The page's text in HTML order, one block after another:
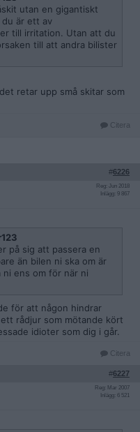
utan en gigantiskt
du är ett av
till irritation. Utan att du
till att andra bilister
retar upp små skitar som
Citera
#6226
Reg: Jun 2018
Inlägg: 9 867
på sig att passera en
än bilen ni ska om är
ni ens om för när ni
för att någon hindrar
rådjur som mötande kört
idioter som dig i går.
Citera
#6227
Reg: Mar 2007
Inlägg: 6 521